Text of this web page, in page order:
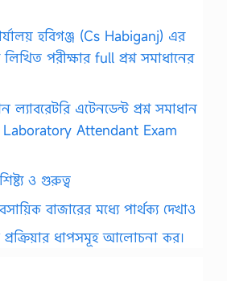
হবিগঞ্জ (Cs Habiganj) এর
লিখিত পরীক্ষার full প্রশ্ন সমাধানের
এটেনডেন্ট প্রশ্ন সমাধান
Attendant Exam
ও গুরুত্ব
বাজারের মধ্যে পার্থক্য দেখাও
প্রক্রিয়ার ধাপসমূহ আলোচনা কর।